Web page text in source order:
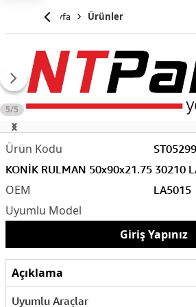
Anasayfa Ürünler
5/5
ST05299
LA5015
KONİK RULMAN 50x90x21.75 30210
Giriş Yapınız
Açıklama
Uyumlu Araçlar